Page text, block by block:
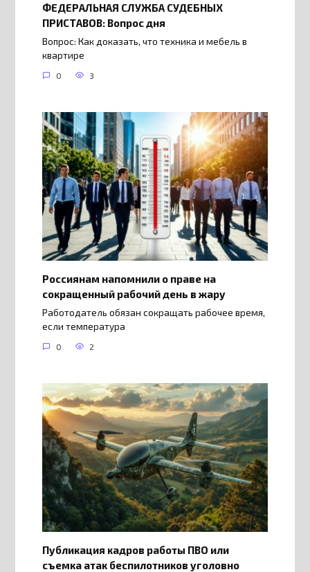
ФЕДЕРАЛЬНАЯ СЛУЖБА СУДЕБНЫХ
ПРИСТАВОВ: Вопрос дня
Вопрос: Как доказать, что техника и мебель в
квартире
0 3
Россиянам напомнили о праве на
сокращенный рабочий день в жару
Работодатель обязан сокращать рабочее время,
если температура
0 2
Публикация кадров работы ПВО или
съемка атак беспилотников уголовно